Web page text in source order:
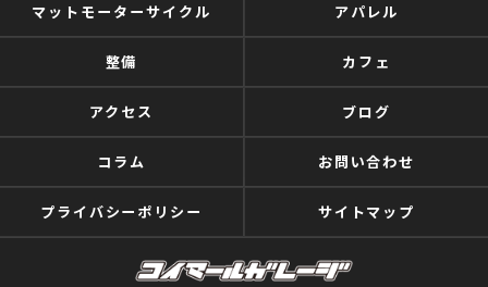
マットモーターサイクル アパレル
整備 カフェ
アクセス ブログ
コラム お問い合わせ
プライバシーポリシー サイトマップ